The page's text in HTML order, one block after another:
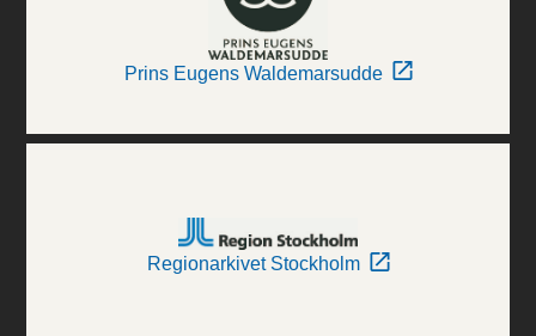
Prins Eugens Waldemarsudde
Regionarkivet Stockholm